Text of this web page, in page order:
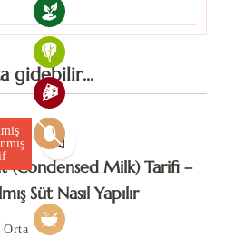
gidebilir...
(Condensed Milk) Tarifi –
Süt Nasıl Yapılır
Orta